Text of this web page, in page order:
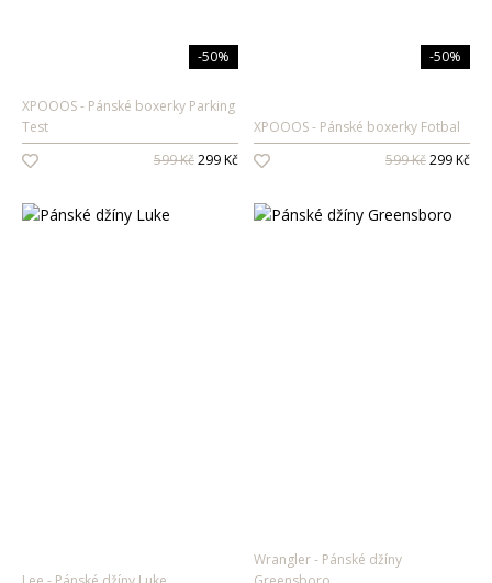
-50%
XPOOOS
Pánské boxerky Parking
Test
599 Kč299 Kč
-50%
XPOOOS
Pánské boxerky Fotbal
599 Kč299 Kč
Wrangler
Pánské džíny